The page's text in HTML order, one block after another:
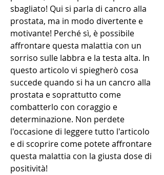
sbagliato! Qui si parla di cancro alla
prostata, ma in modo divertente e
motivante! Perché sì, è possibile
affrontare questa malattia con un
sorriso sulle labbra e la testa alta. In
questo articolo vi spiegherò cosa
succede quando si ha un cancro alla
prostata e soprattutto come
combatterlo con coraggio e
determinazione. Non perdete
l'occasione di leggere tutto l'articolo
e di scoprire come potete affrontare
questa malattia con la giusta dose di
positività!